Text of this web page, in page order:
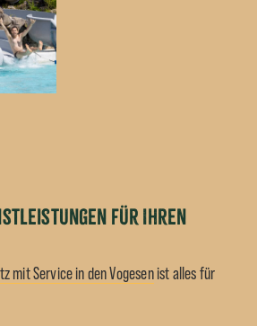
für Ihren
mit Service in den Vogesenist alles für